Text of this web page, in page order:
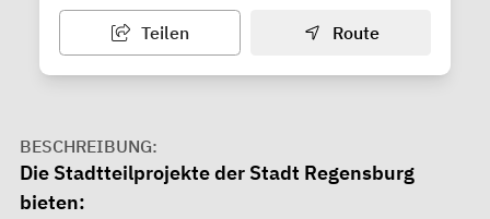
Teilen Route
BESCHREIBUNG:
Die Stadtteilprojekte der Stadt Regensburg
bieten: